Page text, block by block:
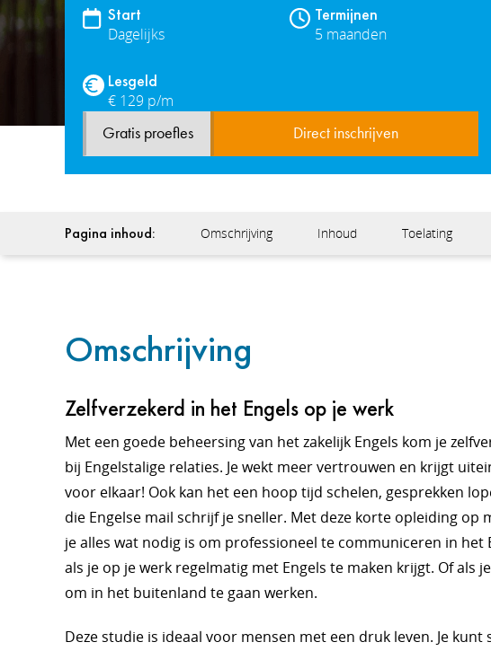
Start
Dagelijks
Termijnen
5 maanden
Lesgeld
€ 129 p/m
Gratis proefles Direct inschrijven
Pagina inhoud: Omschrijving Inhoud Toelating
Omschrijving
Zelfverzekerd in het Engels op je werk
Met een goede beheersing van het zakelijk Engels kom je
bij Engelstalige relaties. Je wekt meer vertrouwen en krijgt
voor elkaar! Ook kan het een hoop tijd schelen, gesprekken
die Engelse mail schrijf je sneller. Met deze korte opleiding op
je alles wat nodig is om professioneel te communiceren in het
als je op je werk regelmatig met Engels te maken krijgt. Of als
om in het buitenland te gaan werken.
Deze studie is ideaal voor mensen met een druk leven. Je kunt